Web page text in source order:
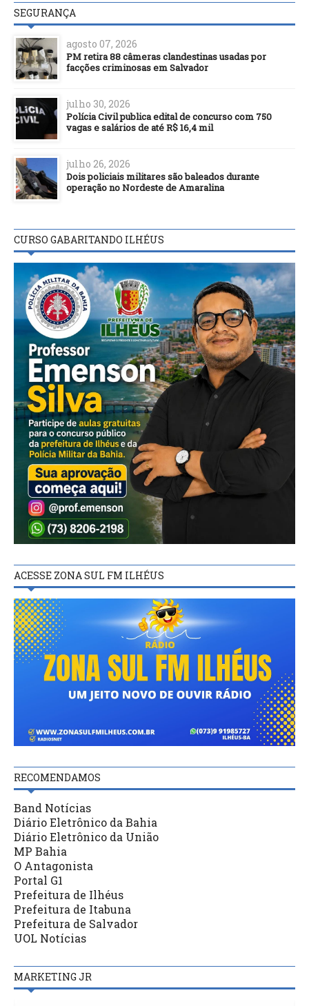
SEGURANÇA
agosto 07, 2026
PM retira 88 câmeras clandestinas usadas por
facções criminosas em Salvador
julho 30, 2026
Polícia Civil publica edital de concurso com 750
vagas e salários de até R$ 16,4 mil
julho 26, 2026
Dois policiais militares são baleados durante
operação no Nordeste de Amaralina
CURSO GABARITANDO ILHÉUS
ACESSE ZONA SUL FM ILHÉUS
RECOMENDAMOS
Band Notícias
Diário Eletrônico da Bahia
Diário Eletrônico da União
MP Bahia
O Antagonista
Portal G1
Prefeitura de Ilhéus
Prefeitura de Itabuna
Prefeitura de Salvador
UOL Notícias
MARKETING JR